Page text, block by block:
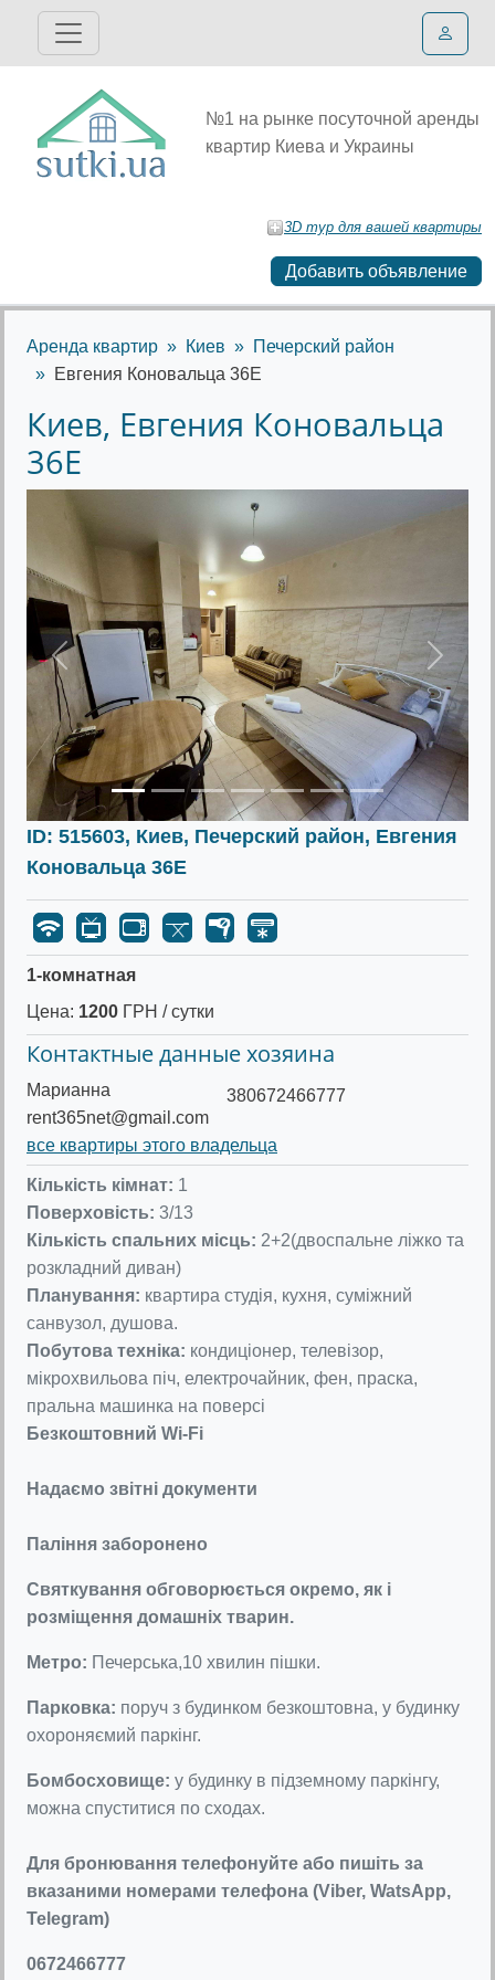
№1 на рынке посуточной аренды
квартир Киева и Украины
3D тур для вашей квартиры
Добавить объявление
Аренда квартир Киев
Печерский район
Евгения Коновальца 36Е
Киев, Евгения Коновальца
36Е
Предыдущее
ID: 515603, Киев, Печерский район, Евгения
Коновальца 36Е
1-комнатная
Цена: 1200 ГРН / сутки
Контактные данные хозяина
Марианна
rent365net@gmail.com
380672466777
все квартиры этого владельца
Кількість кімнат: 1
Поверховість: 3/13
Кількість спальних місць: 2+2(двоспальне ліжко та
розкладний диван)
Планування: квартира студія, кухня, суміжний
санвузол, душова.
Побутова техніка: кондиціонер, телевізор,
мікрохвильова піч, електрочайник, фен, праска,
пральна машинка на поверсі
Безкоштовний Wi-Fi
Надаємо звітні документи
Паління заборонено
Святкування обговорюється окремо, як і
розміщення домашніх тварин.
Метро: Печерська,10 хвилин пішки.
Парковка: поруч з будинком безкоштовна, у будинку
охороняємий паркінг.
Бомбосховище: у будинку в підземному паркінгу,
можна спуститися по сходах.
Для бронювання телефонуйте або пишіть за
вказаними номерами телефона (Viber, WatsApp,
Telegram)
0672466777